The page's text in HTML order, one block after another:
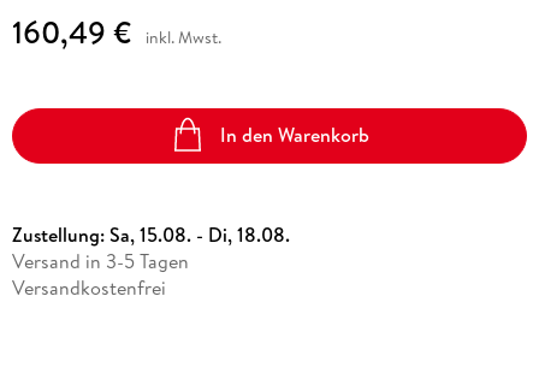
160,49 € inkl. Mwst.
In den Warenkorb
Zustellung:Sa, 15.08. - Di, 18.08.
Versand in 3-5 Tagen
Versandkostenfrei